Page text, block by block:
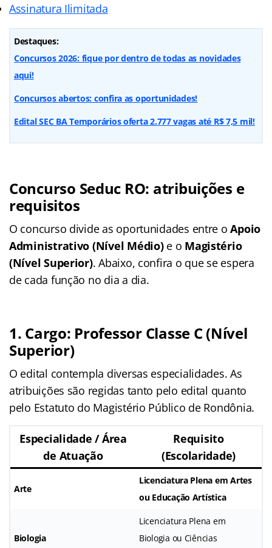
Assinatura Ilimitada
Destaques:
Concursos 2026: fique por dentro de todas as novidades
aqui!
Concursos abertos: confira as oportunidades!
Edital SEC BA Temporários oferta 2.777 vagas até R$ 7,5 mil!
Concurso Seduc RO: atribuições e
requisitos
O concurso divide as oportunidades entre oApoio
Administrativo (Nível Médio)e o Magistério
(Nível Superior). Abaixo, confira o que se espera
de cada função no dia a dia.
1. Cargo: Professor Classe C (Nível
Superior)
O edital contempla diversas especialidades. As
atribuições são regidas tanto pelo edital quanto
pelo Estatuto do Magistério Público de Rondônia.
Especialidade / Área
de Atuação
Requisito
(Escolaridade)
Arte
Licenciatura Plena em Artes
ou Educação Artística
Biologia
Licenciatura Plena em
Biologia ou Ciências